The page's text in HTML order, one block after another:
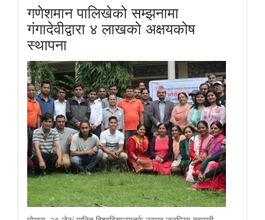
गणेशमान पालिखेको सम्झनामा
गंगादेवीद्वारा ४ लाखको अक्षयकोष
स्थापना